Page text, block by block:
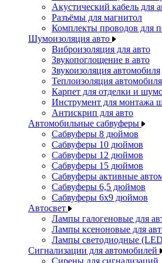
Акустический кабель для
Разъёмы для магнитол
Комплекты проводов для
Шумоизоляция авто
Виброизоляция для авто
Звукопоглощение в авто
Звукоизоляция автомобиля
Теплоизоляция автомобиля
Карпет для отделки и
Инструмент для монтажа
Антискрип для авто
Автомобильные сабвуферы
Сабвуферы 8 дюймов
Сабвуферы 10 дюймов
Сабвуферы 12 дюймов
Сабвуферы 15 дюймов
Сабвуферы активные
Сабвуферы 6,5 дюймов
Сабвуферы 6x9 дюймов
Автосвет
Лампы галогеновые для
Лампы ксеноновые для
Лампы светодиодные
Сигнализации для автомобилей
Сирены для сигнализаций